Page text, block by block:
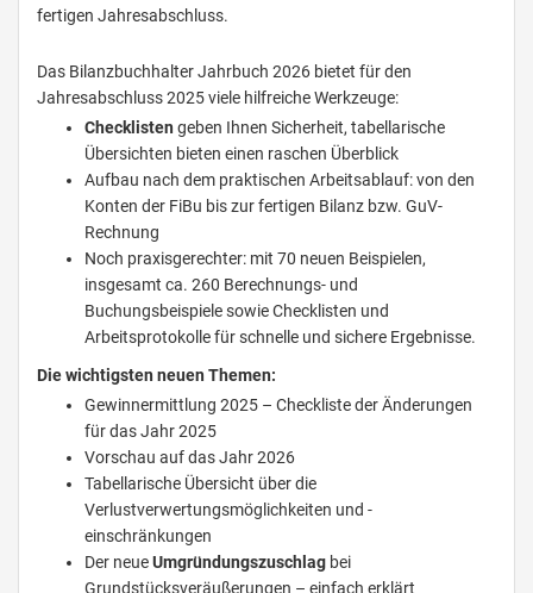
fertigen Jahresabschluss.
Das Bilanzbuchhalter Jahrbuch 2026 bietet für den
Jahresabschluss 2025 viele hilfreiche Werkzeuge:
Checklisten geben Ihnen Sicherheit, tabellarische
Übersichten bieten einen raschen Überblick
Aufbau nach dem praktischen Arbeitsablauf: von den
Konten der FiBu bis zur fertigen Bilanz bzw. GuV-
Rechnung
Noch praxisgerechter: mit 70 neuen Beispielen,
insgesamt ca. 260 Berechnungs- und
Buchungsbeispiele sowie Checklisten und
Arbeitsprotokolle für schnelle und sichere Ergebnisse.
Die wichtigsten neuen Themen:
Gewinnermittlung 2025 – Checkliste der Änderungen
für das Jahr 2025
Vorschau auf das Jahr 2026
Tabellarische Übersicht über die
Verlustverwertungsmöglichkeiten und -
einschränkungen
Der neueUmgründungszuschlag bei
Grundstücksveräußerungen – einfach erklärt